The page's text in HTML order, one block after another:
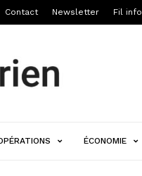
Contact Newsletter Fil info
ÉCONOMIE